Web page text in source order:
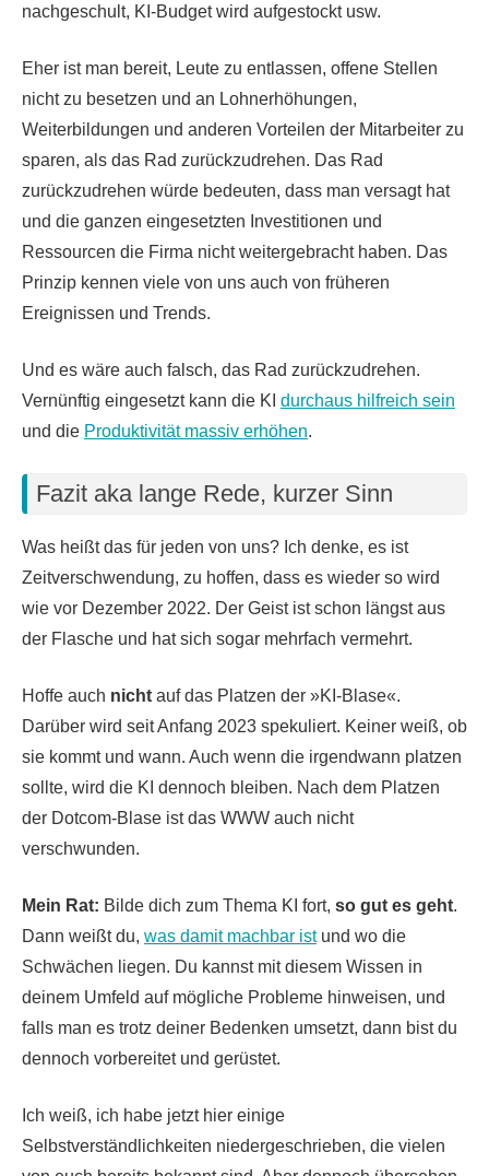
nachgeschult, KI-Budget wird aufgestockt usw.
Eher ist man bereit, Leute zu entlassen, offene Stellen
nicht zu besetzen und an Lohnerhöhungen,
Weiterbildungen und anderen Vorteilen der Mitarbeiter zu
sparen, als das Rad zurückzudrehen. Das Rad
zurückzudrehen würde bedeuten, dass man versagt hat
und die ganzen eingesetzten Investitionen und
Ressourcen die Firma nicht weitergebracht haben. Das
Prinzip kennen viele von uns auch von früheren
Ereignissen und Trends.
Und es wäre auch falsch, das Rad zurückzudrehen.
Vernünftig eingesetzt kann die KI durchaus hilfreich sein
und die Produktivität massiv erhöhen.
Fazit aka lange Rede, kurzer Sinn
Was heißt das für jeden von uns? Ich denke, es ist
Zeitverschwendung, zu hoffen, dass es wieder so wird
wie vor Dezember 2022. Der Geist ist schon längst aus
der Flasche und hat sich sogar mehrfach vermehrt.
Hoffe auch nicht auf das Platzen der »KI-Blase«.
Darüber wird seit Anfang 2023 spekuliert. Keiner weiß, ob
sie kommt und wann. Auch wenn die irgendwann platzen
sollte, wird die KI dennoch bleiben. Nach dem Platzen
der Dotcom-Blase ist das WWW auch nicht
verschwunden.
Mein Rat: Bilde dich zum Thema KI fort, so gut es geht.
Dann weißt du, was damit machbar istund wo die
Schwächen liegen. Du kannst mit diesem Wissen in
deinem Umfeld auf mögliche Probleme hinweisen, und
falls man es trotz deiner Bedenken umsetzt, dann bist du
dennoch vorbereitet und gerüstet.
Ich weiß, ich habe jetzt hier einige
Selbstverständlichkeiten niedergeschrieben, die vielen